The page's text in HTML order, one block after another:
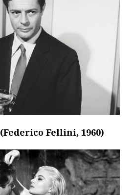
(Federico Fellini, 1960)